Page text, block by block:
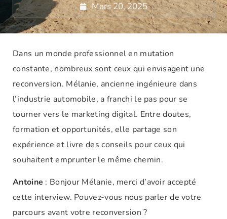
Mars 20, 2025
Dans un monde professionnel en mutation
constante, nombreux sont ceux qui envisagent une
reconversion. Mélanie, ancienne ingénieure dans
l’industrie automobile, a franchi le pas pour se
tourner vers le marketing digital. Entre doutes,
formation et opportunités, elle partage son
expérience et livre des conseils pour ceux qui
souhaitent emprunter le même chemin.
Antoine : Bonjour Mélanie, merci d’avoir accepté
cette interview. Pouvez-vous nous parler de votre
parcours avant votre reconversion ?